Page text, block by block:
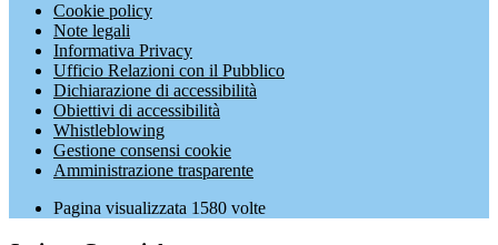
Cookie policy
Note legali
Informativa Privacy
Ufficio Relazioni con il Pubblico
Dichiarazione di accessibilità
Obiettivi di accessibilità
Whistleblowing
Gestione consensi cookie
Amministrazione trasparente
Pagina visualizzata 1580 volte